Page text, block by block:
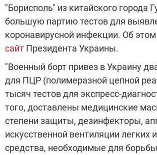
"Борисполь" из китайского города
большую партию тестов для
коронавирусной инфекции. Об
сайт Президента Украины.
"Военный борт привез в Украину
для ПЦР (полимеразной цепной
тысяч тестов для экспресс-
того, доставлены медицинские
степени защиты, дезинфекторы,
искусственной вентиляции легких
средства, необходимые для